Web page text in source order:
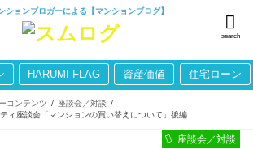
ションブロガーによる【マンションブログ】
search
HARUMI FLAG 資産価値 住宅ローン
コンテンツ
座談会／対談
ィ座談会「マンションの買い替えについて」後編
座談会／対談